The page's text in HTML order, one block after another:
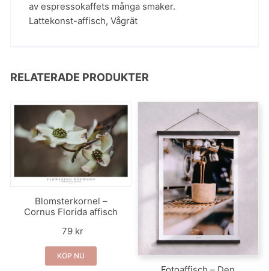
av espressokaffets många smaker.
Lattekonst-affisch,Vågrät
RELATERADE PRODUKTER
Blomsterkornel –
Cornus Florida affisch
79 kr
KÖP NU